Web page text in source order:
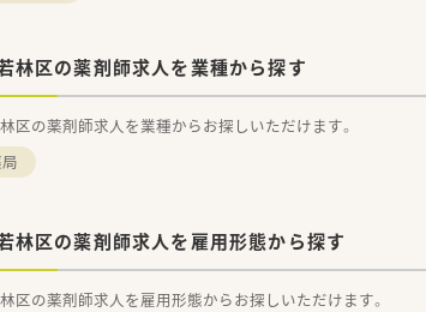
林区の薬剤師求人を業種から探す
区の薬剤師求人を業種からお探しいただけます。
林区の薬剤師求人を雇用形態から探す
区の薬剤師求人を雇用形態からお探しいただけます。